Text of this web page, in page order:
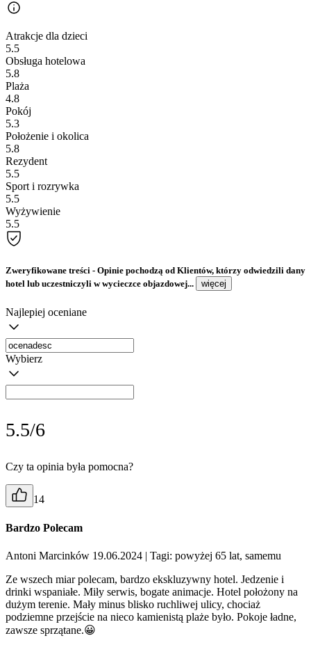
Atrakcje dla dzieci
5.5
Obsługa hotelowa
5.8
Plaża
4.8
Pokój
5.3
Położenie i okolica
5.8
Rezydent
5.5
Sport i rozrywka
5.5
Wyżywienie
5.5
Zweryfikowane treści - Opinie pochodzą od Klientów, którzy odwiedzili dany
hotel lub uczestniczyli w wycieczce objazdowej...
więcej
Najlepiej oceniane
Wybierz
5.5/6
Czy ta opinia była pomocna?
14
Bardzo Polecam
Antoni Marcinków 19.06.2024 | Tagi: powyżej 65 lat, samemu
Ze wszech miar polecam, bardzo ekskluzywny hotel. Jedzenie i
drinki wspaniałe. Miły serwis, bogate animacje. Hotel położony na
dużym terenie. Mały minus blisko ruchliwej ulicy, chociaż
podziemne przejście na nieco kamienistą plaże było. Pokoje ładne,
zawsze sprzątane.😀